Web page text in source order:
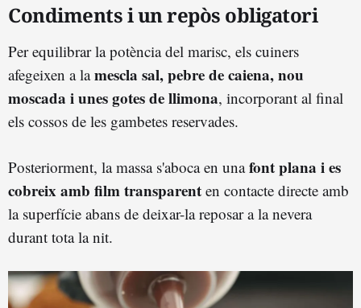
Condiments i un repòs obligatori
Per equilibrar la potència del marisc, els cuiners
afegeixen a lamescla sal, pebre de caiena, nou
moscada i unes gotes de llimona, incorporant al final
els cossos de les gambetes reservades.
Posteriorment, la massa s'aboca en unafont plana i es
cobreix amb film transparent en contacte directe amb
la superfície abans de deixar-la reposar a la nevera
durant tota la nit.